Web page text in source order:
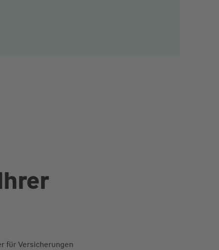
für Versicherungen